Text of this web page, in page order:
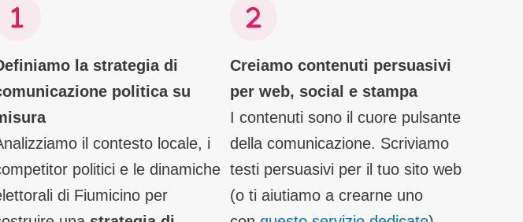
la strategia di
politica su
il contesto locale, i
politici e le dinamiche
di Fiumicino per
Creiamo contenuti persuasivi
per web, social e stampa
I contenuti sono il cuore pulsante
della comunicazione. Scriviamo
testi persuasivi per il tuo sito web
(o ti aiutiamo a crearne uno